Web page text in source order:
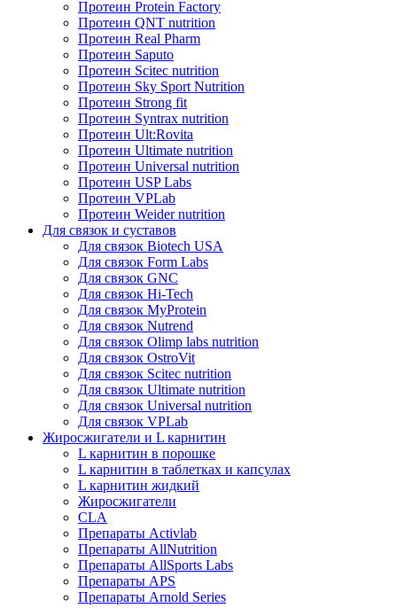
Протеин Protein Factory
Протеин QNT nutrition
Протеин Real Pharm
Протеин Saputo
Протеин Scitec nutrition
Протеин Sky Sport Nutrition
Протеин Strong fit
Протеин Syntrax nutrition
Протеин Ult:Rovita
Протеин Ultimate nutrition
Протеин Universal nutrition
Протеин USP Labs
Протеин VPLab
Протеин Weider nutrition
Для связок и суставов
Для связок Biotech USA
Для связок Form Labs
Для связок GNC
Для связок Hi-Tech
Для связок MyProtein
Для связок Nutrend
Для связок Olimp labs nutrition
Для связок OstroVit
Для связок Scitec nutrition
Для связок Ultimate nutrition
Для связок Universal nutrition
Для связок VPLab
Жиросжигатели и L карнитин
L карнитин в порошке
L карнитин в таблетках и капсулах
L карнитин жидкий
Жиросжигатели
CLA
Препараты Activlab
Препараты AllNutrition
Препараты AllSports Labs
Препараты APS
Препараты Arnold Series